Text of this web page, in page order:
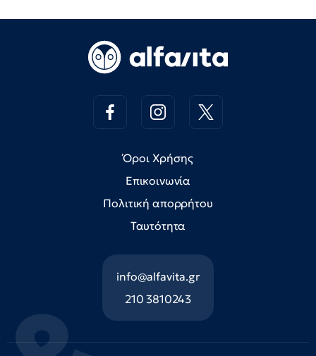
Όροι Χρήσης
Επικοινωνία
Πολιτική απορρήτου
Ταυτότητα
info@alfavita.gr
210 3810243